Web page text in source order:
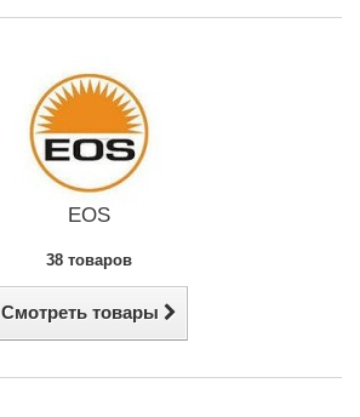
EOS
38 товаров
Смотреть товары